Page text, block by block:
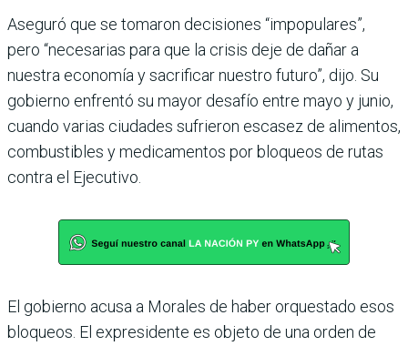
Aseguró que se tomaron decisiones “impopulares”,
pero “necesarias para que la crisis deje de dañar a
nuestra economía y sacrificar nuestro futuro”, dijo. Su
gobierno enfrentó su mayor desafío entre mayo y junio,
cuando varias ciudades sufrieron escasez de alimentos,
combustibles y medicamentos por bloqueos de rutas
contra el Ejecutivo.
El gobierno acusa a Morales de haber orquestado esos
bloqueos. El expresidente es objeto de una orden de